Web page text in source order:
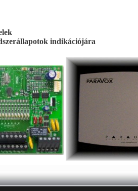
indikációjára